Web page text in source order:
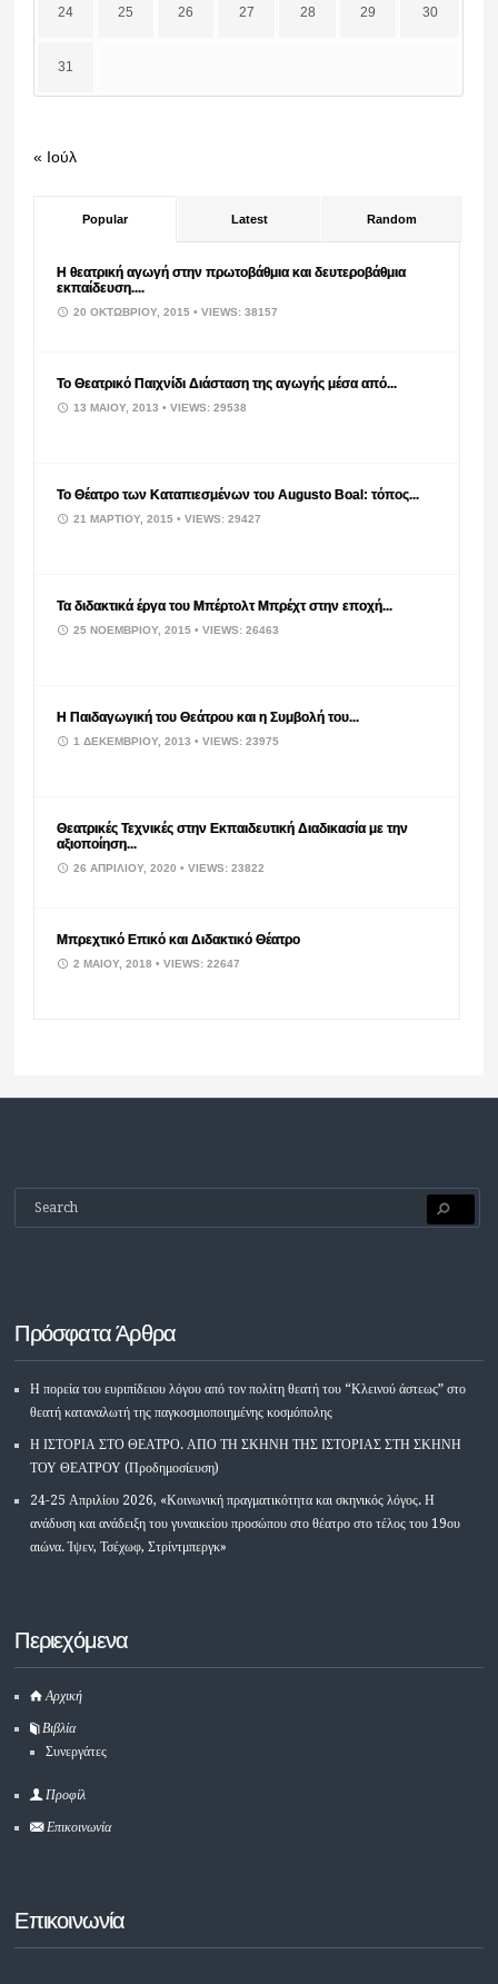
24 25 26 27 28 29 30
31
« Ιούλ
Popular Latest Random
Η θεατρική αγωγή στην πρωτοβάθμια και δευτεροβάθμια
εκπαίδευση....
20 ΟΚΤΩΒΡΊΟΥ, 2015• VIEWS: 38157
Το Θεατρικό Παιχνίδι Διάσταση της αγωγής μέσα από...
13 ΜΑΪ́ΟΥ, 2013• VIEWS: 29538
Το Θέατρο των Καταπιεσμένων του Augusto Boal: τόπος...
21 ΜΑΡΤΊΟΥ, 2015• VIEWS: 29427
Τα διδακτικά έργα του Μπέρτολτ Μπρέχτ στην εποχή...
25 ΝΟΕΜΒΡΊΟΥ, 2015• VIEWS: 26463
Η Παιδαγωγική του Θεάτρου και η Συμβολή του...
1 ΔΕΚΕΜΒΡΊΟΥ, 2013• VIEWS: 23975
Θεατρικές Τεχνικές στην Εκπαιδευτική Διαδικασία με την
αξιοποίηση...
26 ΑΠΡΙΛΊΟΥ, 2020• VIEWS: 23822
Μπρεχτικό Επικό και Διδακτικό Θέατρο
2 ΜΑΪ́ΟΥ, 2018• VIEWS: 22647
Πρόσφατα Άρθρα
Η πορεία του ευριπίδειου λόγου από τον πολίτη θεατή του “Κλεινού άστεως” στο
θεατή καταναλωτή της παγκοσμιοποιημένης κοσμόπολης
Η ΙΣΤΟΡΙΑ ΣΤΟ ΘΕΑΤΡΟ. ΑΠΟ ΤΗ ΣΚΗΝΗ ΤΗΣ ΙΣΤΟΡΙΑΣ ΣΤΗ ΣΚΗΝΗ
ΤΟΥ ΘΕΑΤΡΟΥ (Προδημοσίευση)
24-25 Απριλίου 2026, «Κοινωνική πραγματικότητα και σκηνικός λόγος. Η
ανάδυση και ανάδειξη του γυναικείου προσώπου στο θέατρο στο τέλος του 19ου
αιώνα. Ίψεν, Τσέχωφ, Στρίντμπεργκ»
Περιεχόμενα
Αρχική
Βιβλία
Συνεργάτες
Προφίλ
Επικοινωνία
Επικοινωνία